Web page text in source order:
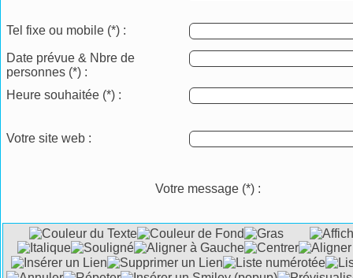
Tel fixe ou mobile (*) :
Date prévue & Nbre de
personnes (*) :
Heure souhaitée (*) :
Votre site web :
Votre message (*) :